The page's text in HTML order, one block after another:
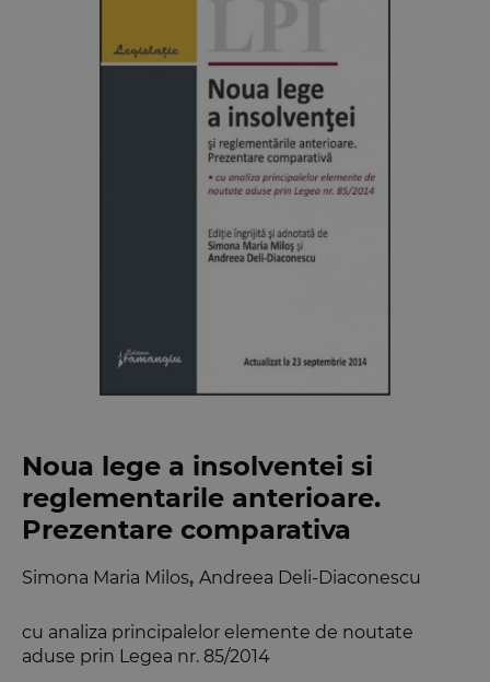
Noua lege a insolventei si
reglementarile anterioare.
Prezentare comparativa
cu analiza principalelor elemente de noutate
aduse prin Legea nr. 85/2014
Simona Maria Milos, Andreea Deli-Diaconescu